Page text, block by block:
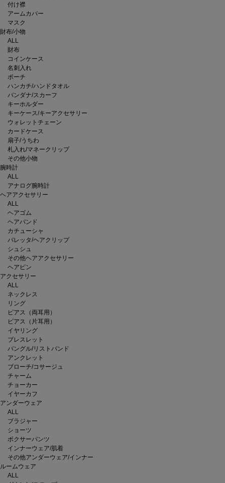
付け襟
アームカバー
マスク
財布/小物
ALL
財布
コインケース
名刺入れ
ポーチ
ハンカチ/ハンドタオル
バンダナ/スカーフ
キーホルダー
キーケース/キーアクセサリー
ウォレットチェーン
カードケース
扇子/うちわ
札入れ/マネークリップ
その他小物
腕時計
ALL
アナログ腕時計
ヘアアクセサリー
ALL
ヘアゴム
ヘアバンド
カチューシャ
バレッタ/ヘアクリップ
シュシュ
その他ヘアアクセサリー
ヘアピン
アクセサリー
ALL
ネックレス
リング
ピアス（両耳用）
ピアス（片耳用）
イヤリング
ブレスレット
バングル/リストバンド
アンクレット
ブローチ/コサージュ
チャーム
チョーカー
イヤーカフ
アンダーウェア
ALL
ブラジャー
ショーツ
ボクサーパンツ
インナーウェア/肌着
その他アンダーウェア/インナー
ルームウェア
ALL